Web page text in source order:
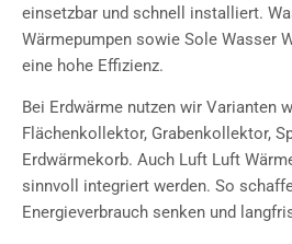
einsetzbar und schnell installiert.
Wärmepumpen sowie Sole Wasser
eine hohe Effizienz.
Bei Erdwärme nutzen wir Varianten
Flächenkollektor, Grabenkollektor,
Erdwärmekorb. Auch Luft Luft
sinnvoll integriert werden. So
Energieverbrauch senken und